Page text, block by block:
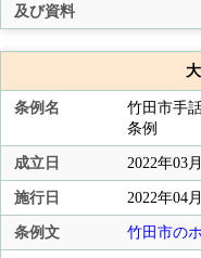
及び資料
条例名
竹田市手
条例
成立日 2022年03
施行日 2022年04
条例文 竹田市の